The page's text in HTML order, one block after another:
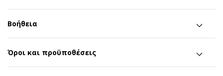
Βοήθεια
Όροι και προϋποθέσεις